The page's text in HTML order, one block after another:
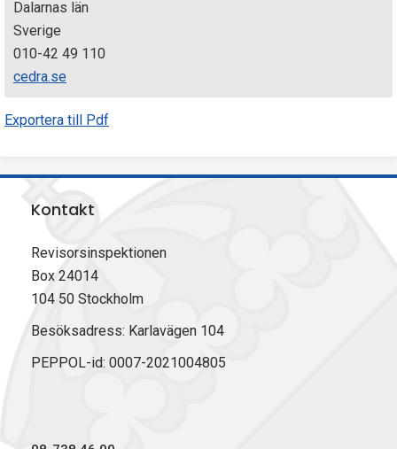
Dalarnas län
Sverige
010-42 49 110
cedra.se
Exportera till Pdf
Kontakt
Revisorsinspektionen
Box 24014
104 50 Stockholm
Besöksadress: Karlavägen 104
PEPPOL-id: 0007-2021004805